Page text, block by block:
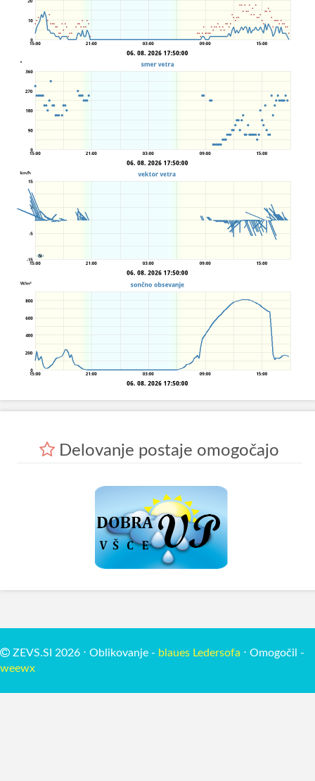
Delovanje postaje omogočajo
ZEVS.SI 2026 ⋅ Oblikovanje - blaues Ledersofa ⋅ Omogočil -
weewx